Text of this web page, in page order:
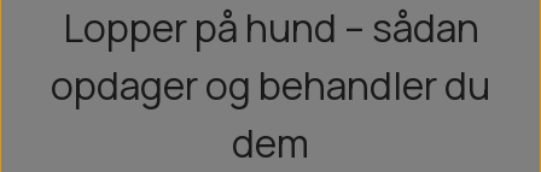
Lopper på hund – sådan
opdager og behandler du
dem